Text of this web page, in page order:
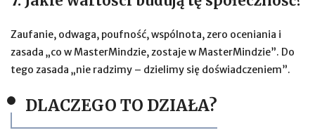
Zaufanie, odwaga, poufność, wspólnota, zero oceniania i
zasada „co w MasterMindzie, zostaje w MasterMindzie”. Do
tego zasada „nie radzimy – dzielimy się doświadczeniem”.
DLACZEGO TO DZIAŁA?